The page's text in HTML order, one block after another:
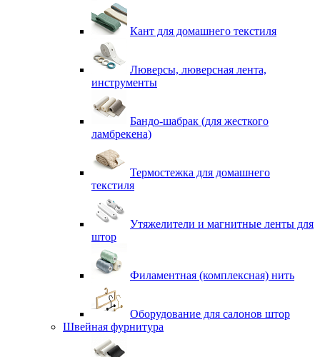
Кант для домашнего текстиля
Люверсы, люверсная лента,
инструменты
Бандо-шабрак (для жесткого
ламбрекена)
Термостежка для домашнего
текстиля
Утяжелители и магнитные ленты для
штор
Филаментная (комплексная) нить
Оборудование для салонов штор
Швейная фурнитура